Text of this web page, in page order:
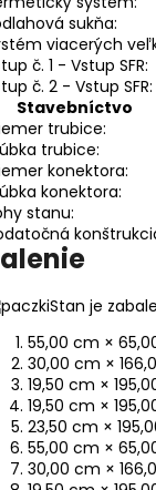
sukňa:
viacerých
č. 1 - Vstup SFR:
č. 2 - Vstup SFR:
Stavebníctvo
trubice:
trubice:
konektora:
konektora:
stanu:
Stan je
55,00 cm ×
30,00 cm ×
19,50 cm ×
19,50 cm ×
23,50 cm ×
55,00 cm ×
30,00 cm ×